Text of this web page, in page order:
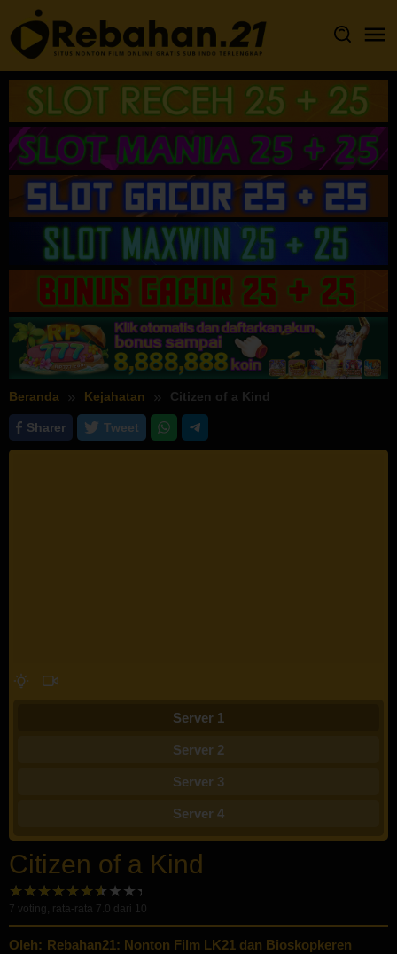
Loncat
ke
konten
Beranda Kejahatan Citizen of a Kind
Sharer Tweet
Server 1
Server 2
Server 3
Server 4
Citizen of a Kind
7 voting, rata-rata 7.0 dari 10
Oleh: Rebahan21: Nonton Film LK21 dan Bioskopkeren